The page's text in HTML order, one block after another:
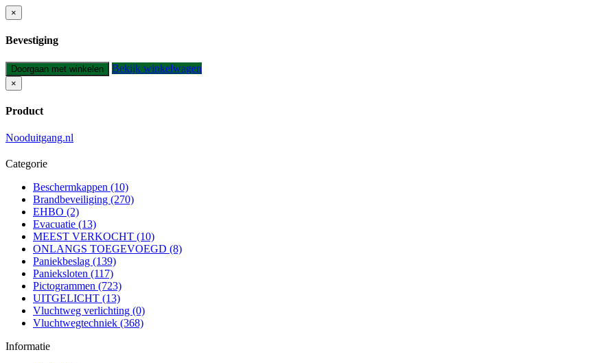
×
Bevestiging
Doorgaan met winkelen Bekijk winkelwagen
×
Product
Nooduitgang.nl
Categorie
Beschermkappen (10)
Brandbeveiliging (270)
EHBO (2)
Evacuatie (13)
MEEST VERKOCHT (10)
ONLANGS TOEGEVOEGD (8)
Paniekbeslag (139)
Panieksloten (117)
Pictogrammen (723)
UITGELICHT (13)
Vluchtweg verlichting (0)
Vluchtwegtechniek (368)
Informatie